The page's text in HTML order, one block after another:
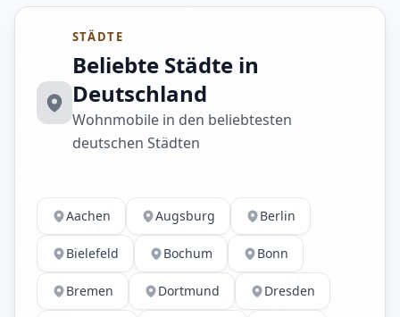
STÄDTE
Beliebte Städte in
Deutschland
Wohnmobile in den beliebtesten
deutschen Städten
Aachen Augsburg Berlin
Bielefeld Bochum Bonn
Bremen Dortmund Dresden